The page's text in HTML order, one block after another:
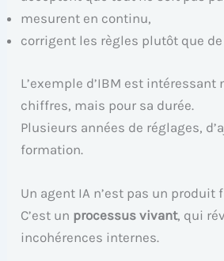
mesurent en continu,
corrigent les règles plutôt que
L’exemple d’IBM est intéressant
chiffres, mais pour sa durée.
Plusieurs années de réglages,
formation.
Un agent IA n’est pas un produit
C’est un processus vivant, qui
incohérences internes.